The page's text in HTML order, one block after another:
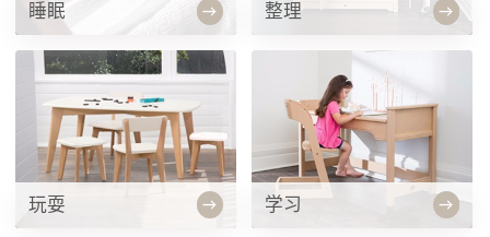
睡眠 整理
玩耍 学习